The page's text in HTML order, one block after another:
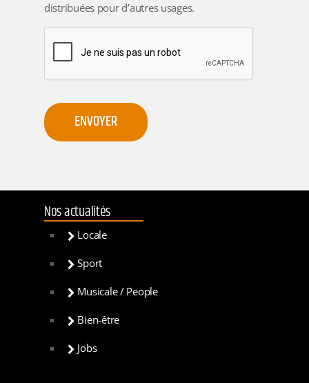
distribuées pour d’autres usages.
C
Nos actualités
Locale
Sport
Musicale / People
Bien-être
Jobs